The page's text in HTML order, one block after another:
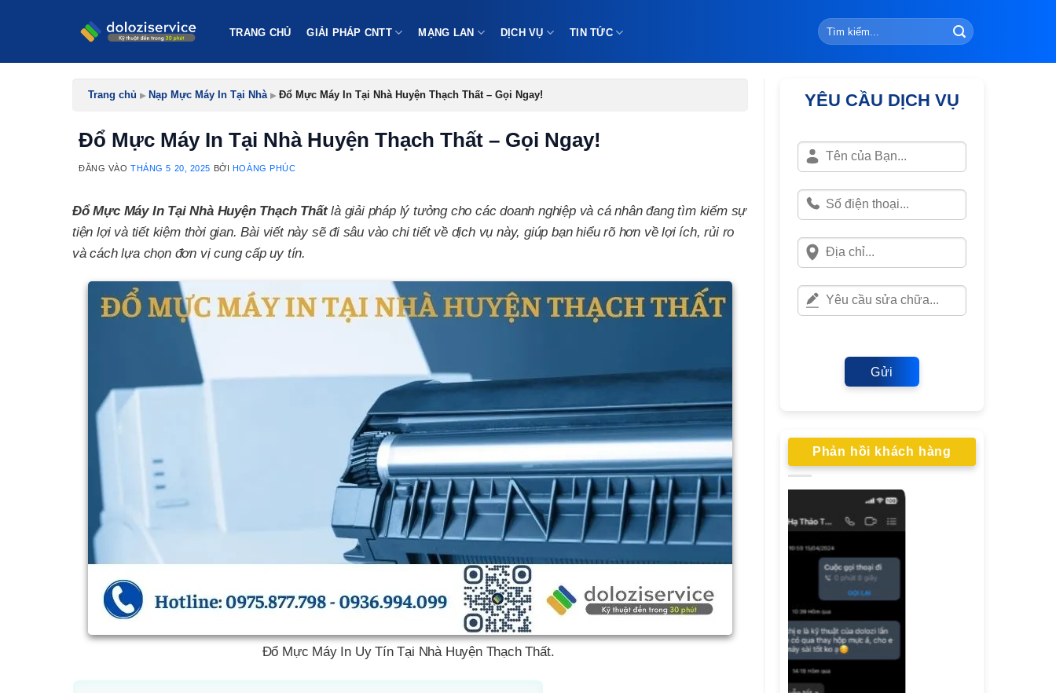
TRANG CHỦ GIẢI PHÁP CNTT MẠNG LAN DỊCH VỤ TIN TỨC
Trang chủ ▸ Nạp Mực Máy In Tại Nhà▸ Đổ Mực Máy In Tại Nhà Huyện Thạch Thất – Gọi Ngay!
Đổ Mực Máy In Tại Nhà Huyện Thạch Thất – Gọi Ngay!
ĐĂNG VÀOTHÁNG 5 20, 2025 BỞI HOÀNG PHÚC
Đổ Mực Máy In Tại Nhà Huyện Thạch Thấtlà giải pháp lý tưởng cho các doanh nghiệp và cá nhân đang tìm kiếm sự
tiện lợi và tiết kiệm thời gian. Bài viết này sẽ đi sâu vào chi tiết về dịch vụ này, giúp bạn hiểu rõ hơn về lợi ích, rủi ro
và cách lựa chọn đơn vị cung cấp uy tín.
Đổ Mực Máy In Uy Tín Tại Nhà Huyện Thạch Thất.
YÊU CẦU DỊCH VỤ
Gửi
Phản hồi khách hàng